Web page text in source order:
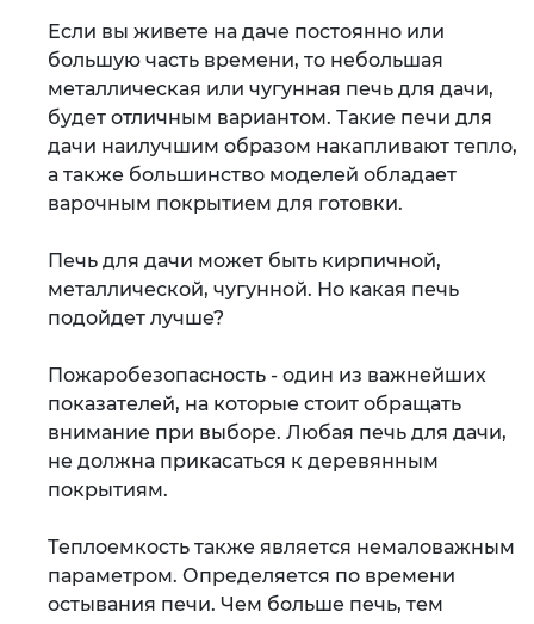
Если вы живете на даче постоянно или
большую часть времени, то небольшая
металлическая или чугунная печь для дачи,
будет отличным вариантом. Такие печи для
дачи наилучшим образом накапливают тепло,
а также большинство моделей обладает
варочным покрытием для готовки.
Печь для дачи может быть кирпичной,
металлической, чугунной. Но какая печь
подойдет лучше?
Пожаробезопасность - один из важнейших
показателей, на которые стоит обращать
внимание при выборе. Любая печь для дачи,
не должна прикасаться к деревянным
покрытиям.
Теплоемкость также является немаловажным
параметром. Определяется по времени
остывания печи. Чем больше печь, тем